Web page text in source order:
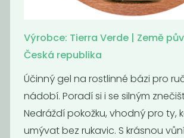
134
Výrobce: Tierra Verde | Země
Česká republika
Účinný gel na rostlinné bázi pro
nádobí. Poradí si i se silným
Nedráždí pokožku, vhodný pro ty,
umývat bez rukavic. S krásnou